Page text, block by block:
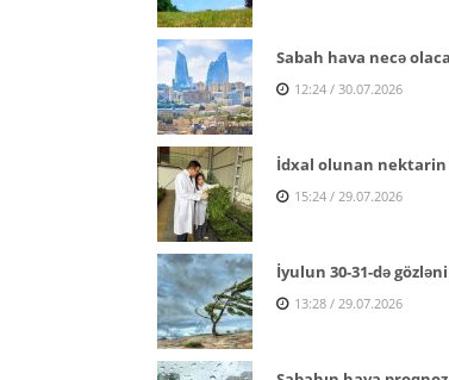
Sabah hava necə
12:24 / 30.07.2026
İdxal olunan nektarin
15:24 / 29.07.2026
İyulun 30-31-də
13:28 / 29.07.2026